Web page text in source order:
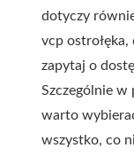
dotyczy
vcp ostrołęka,
zapytaj o
Szczególnie w
warto
wszystko, co